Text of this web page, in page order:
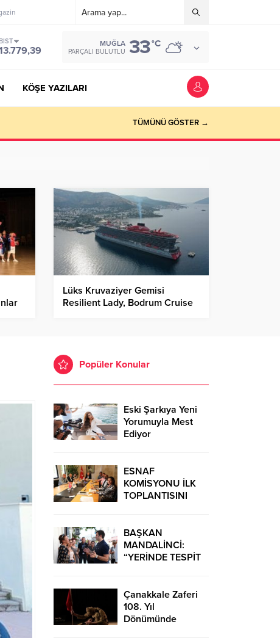
MUĞLA
PARÇALI BULUTLU 33°C
KÖŞE YAZILARI
kazandırmak” TÜMÜNÜ GÖSTER →
Lüks Kruvaziyer Gemisi
Resilient Lady, Bodrum Cruise
Popüler Konular
Eski Şarkıya Yeni
Yorumuyla Mest
Ediyor
ESNAF
KOMİSYONU İLK
TOPLANTISINI
BAŞKAN
MANDALİNCİ:
“YERİNDE TESPİT
ÜRETİYORUZ”
Çanakkale Zaferi
108. Yıl
Dönümünde